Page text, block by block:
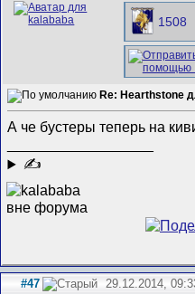
1508
Re: Hearthstone
А че бустеры теперь на
✍
#47 29.12.2014,